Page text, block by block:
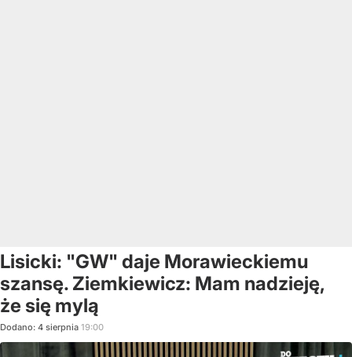
Lisicki: "GW" daje Morawieckiemu
szansę. Ziemkiewicz: Mam nadzieję,
że się mylą
Dodano: 4 sierpnia 19:00